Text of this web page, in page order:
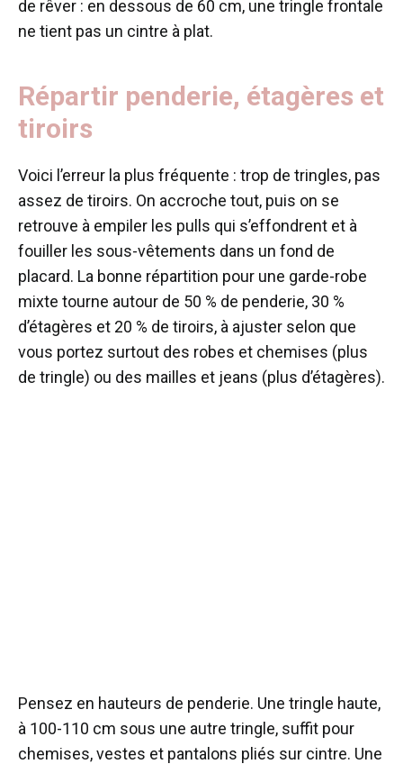
de rêver : en dessous de 60 cm, une tringle frontale
ne tient pas un cintre à plat.
Répartir penderie, étagères et
tiroirs
Voici l’erreur la plus fréquente : trop de tringles, pas
assez de tiroirs. On accroche tout, puis on se
retrouve à empiler les pulls qui s’effondrent et à
fouiller les sous-vêtements dans un fond de
placard. La bonne répartition pour une garde-robe
mixte tourne autour de 50 % de penderie, 30 %
d’étagères et 20 % de tiroirs, à ajuster selon que
vous portez surtout des robes et chemises (plus
de tringle) ou des mailles et jeans (plus d’étagères).
Pensez en hauteurs de penderie. Une tringle haute,
à 100-110 cm sous une autre tringle, suffit pour
chemises, vestes et pantalons pliés sur cintre. Une